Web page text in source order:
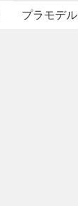
プラモデル